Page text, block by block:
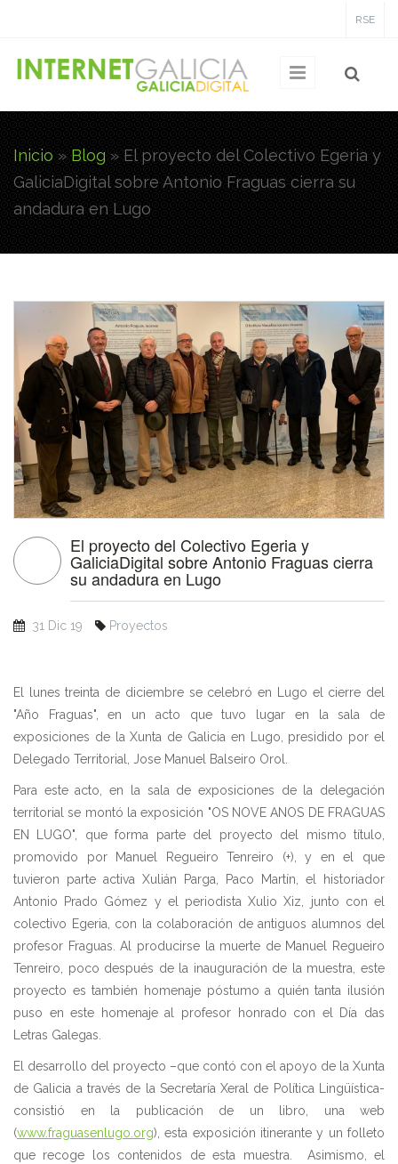
RSE
Usted está aquí
Inicio » Blog » El proyecto del Colectivo Egeria y
GaliciaDigital sobre Antonio Fraguas cierra su
andadura en Lugo
El proyecto del Colectivo Egeria y
GaliciaDigital sobre Antonio Fraguas cierra
su andadura en Lugo
31 Dic 19 Proyectos
El lunes treinta de diciembre se celebró en Lugo el cierre del
"Año Fraguas", en un acto que tuvo lugar en la sala de
exposiciones de la Xunta de Galicia en Lugo, presidido por el
Delegado Territorial, Jose Manuel Balseiro Orol.
Para este acto, en la sala de exposiciones de la delegación
territorial se montó la exposición "OS NOVE ANOS DE FRAGUAS
EN LUGO", que forma parte del proyecto del mismo título,
promovido por Manuel Regueiro Tenreiro (+), y en el que
tuvieron parte activa Xulián Parga, Paco Martín, el historiador
Antonio Prado Gómez y el periodista Xulio Xiz, junto con el
colectivo Egeria, con la colaboración de antiguos alumnos del
profesor Fraguas. Al producirse la muerte de Manuel Regueiro
Tenreiro, poco después de la inauguración de la muestra, este
proyecto es también homenaje póstumo a quién tanta ilusión
puso en este homenaje al profesor honrado con el Día das
Letras Galegas.
El desarrollo del proyecto –que contó con el apoyo de la Xunta
de Galicia a través de la Secretaría Xeral de Política Lingüística-
consistió en la publicación de un libro, una web
(www.fraguasenlugo.org), esta exposición itinerante y un folleto
que recoge los contenidos de esta muestra. Asimismo, el